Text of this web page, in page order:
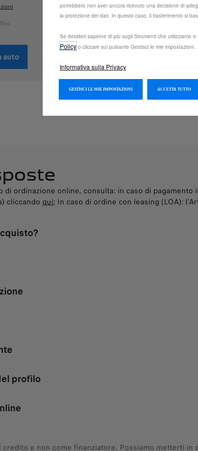
auto
Vedi esempio rappresentativo e termini e condizioni
finanziari
ordinazione online, consulta: in caso di pagamento
cliccando qui; In caso di ordine con leasing (LOA):
profilo
e non come finanziatore. Possiamo metterti
potrebbero non aver ancora ricevuto una decisione di
la protezione dei dati. In questo caso, il trasferimento si
Se desideri saperne di più sugli Strumenti che utilizziamo
Policyo cliccare sul pulsante Gestisci le mie impostazioni.
Informativa sulla Privacy
GESTISCI LE MIE IMPOSTAZIONI ACCETTA TUTTO